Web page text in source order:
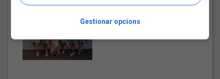
Bèrnia i la festa del pop
Gestionar opcions